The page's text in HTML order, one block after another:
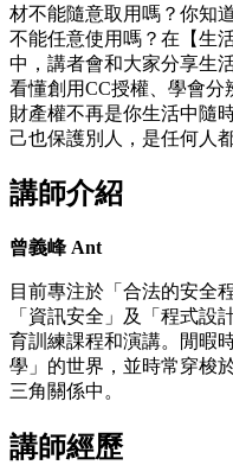
材不能隨意取用嗎？你知
不能任意使用嗎？在【生
中，講者會和大家分享生
看懂創用CC授權、學會
財產權不再是你生活中隨
己也保護別人，是任何人
講師介紹
曾義峰 Ant
目前專注於「合法的安全
「資訊安全」及「程式設
育訓練課程和演講。閒暇
學」的世界，並時常穿梭
三角關係中。
講師經歷